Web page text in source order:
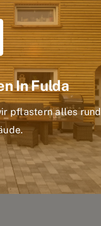
In Fulda
pflastern alles rund